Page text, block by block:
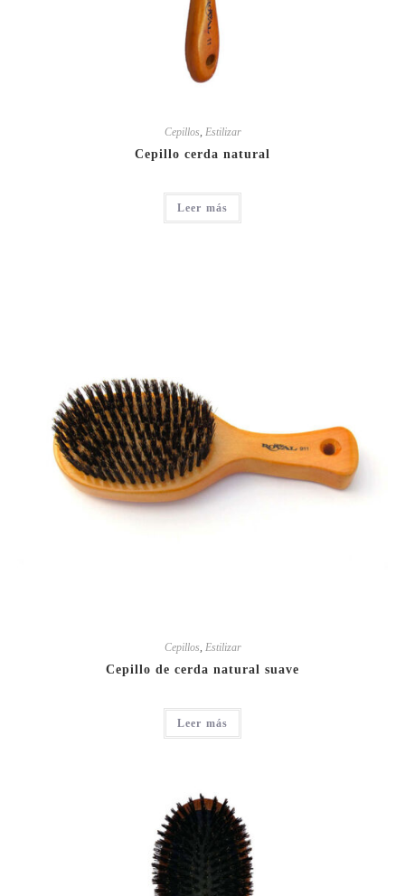
Cepillos, Estilizar
Cepillo cerda natural
Leer más
Cepillos, Estilizar
Cepillo de cerda natural suave
Leer más